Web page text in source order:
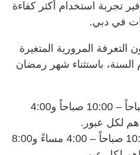
تجربة استخدام أكثر كفاءة
في دبي.
التعرفة المرورية المتغيرة
السنة، باستثناء شهر رمضان
ساعات الذروة (6:00 صباحاً – 10:00 صباحاً و4:00
خارج أوقات الذروة (10:00 صباحاً – 4:00 مساءً و8:00